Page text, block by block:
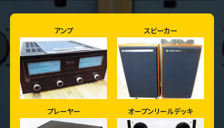
アンプ スピーカー
プレーヤー オープンリールデッキ